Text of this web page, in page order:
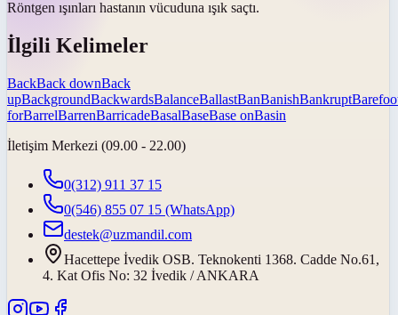
Röntgen ışınları hastanın vücuduna ışık saçtı.
İlgili Kelimeler
BackBack downBack
upBackgroundBackwardsBalanceBallastBanBanishBankrupt
forBarrelBarrenBarricadeBasalBaseBase onBasin
İletişim Merkezi (09.00 - 22.00)
0(312) 911 37 15
0(546) 855 07 15 (WhatsApp)
destek@uzmandil.com
Hacettepe İvedik OSB. Teknokenti 1368. Cadde No.61,
4. Kat Ofis No: 32 İvedik / ANKARA